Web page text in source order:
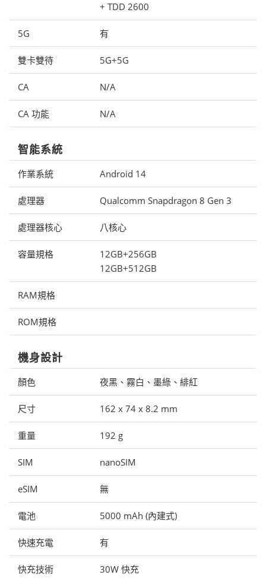
+ TDD 2600
5G 有
雙卡雙待 5G+5G
CA N/A
CA 功能 N/A
智能系統
作業系統 Android 14
處理器 Qualcomm Snapdragon 8 Gen 3
處理器核心 八核心
容量規格
12GB+256GB
12GB+512GB
RAM規格
ROM規格
機身設計
顏色 夜黑、霧白、墨綠、緋紅
尺寸 162 x 74 x 8.2 mm
重量 192 g
SIM nanoSIM
eSIM 無
電池 5000 mAh (內建式)
快速充電 有
快充技術 30W 快充